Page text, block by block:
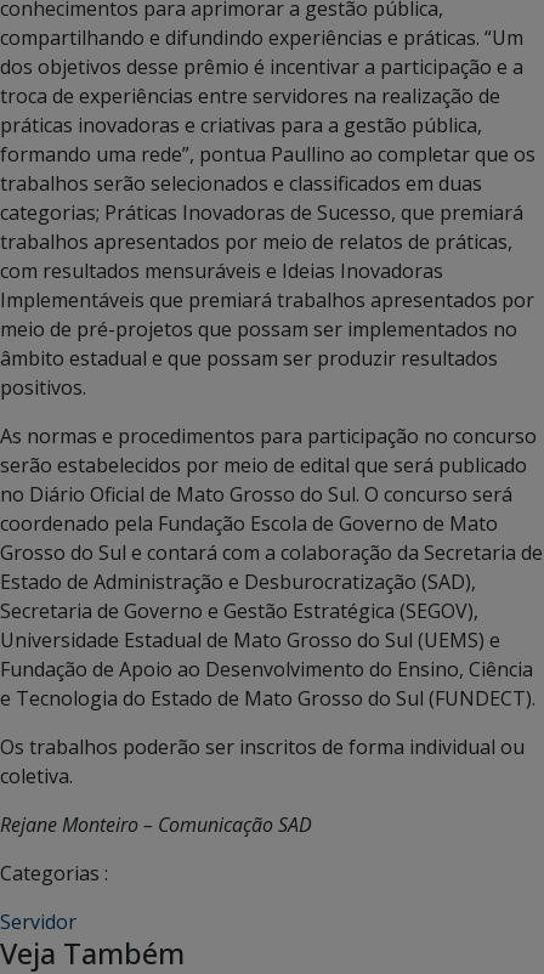
conhecimentos para aprimorar a gestão pública,
compartilhando e difundindo experiências e práticas. “Um
dos objetivos desse prêmio é incentivar a participação e a
troca de experiências entre servidores na realização de
práticas inovadoras e criativas para a gestão pública,
formando uma rede”, pontua Paullino ao completar que os
trabalhos serão selecionados e classificados em duas
categorias; Práticas Inovadoras de Sucesso, que premiará
trabalhos apresentados por meio de relatos de práticas,
com resultados mensuráveis e Ideias Inovadoras
Implementáveis que premiará trabalhos apresentados por
meio de pré-projetos que possam ser implementados no
âmbito estadual e que possam ser produzir resultados
positivos.
As normas e procedimentos para participação no concurso
serão estabelecidos por meio de edital que será publicado
no Diário Oficial de Mato Grosso do Sul. O concurso será
coordenado pela Fundação Escola de Governo de Mato
Grosso do Sul e contará com a colaboração da Secretaria de
Estado de Administração e Desburocratização (SAD),
Secretaria de Governo e Gestão Estratégica (SEGOV),
Universidade Estadual de Mato Grosso do Sul (UEMS) e
Fundação de Apoio ao Desenvolvimento do Ensino, Ciência
e Tecnologia do Estado de Mato Grosso do Sul (FUNDECT).
Os trabalhos poderão ser inscritos de forma individual ou
coletiva.
Rejane Monteiro – Comunicação SAD
Categorias :
Servidor
Veja Também